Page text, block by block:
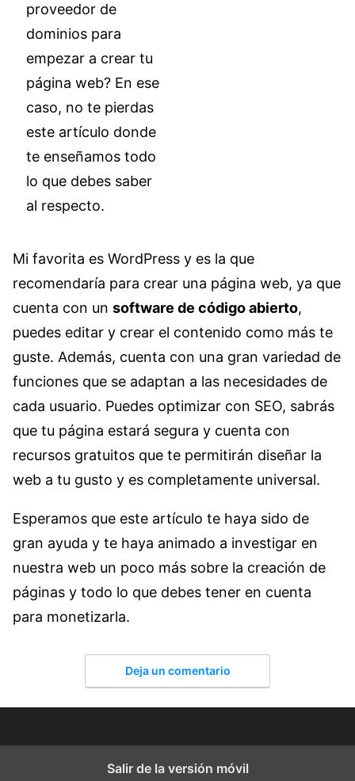
proveedor de
dominios para
empezar a crear tu
página web? En ese
caso, no te pierdas
este artículo donde
te enseñamos todo
lo que debes saber
al respecto.
Mi favorita es WordPress y es la que
recomendaría para crear una página web, ya que
cuenta con un software de código abierto,
puedes editar y crear el contenido como más te
guste. Además, cuenta con una gran variedad de
funciones que se adaptan a las necesidades de
cada usuario. Puedes optimizar con SEO, sabrás
que tu página estará segura y cuenta con
recursos gratuitos que te permitirán diseñar la
web a tu gusto y es completamente universal.
Esperamos que este artículo te haya sido de
gran ayuda y te haya animado a investigar en
nuestra web un poco más sobre la creación de
páginas y todo lo que debes tener en cuenta
para monetizarla.
Deja un comentario
Salir de la versión móvil